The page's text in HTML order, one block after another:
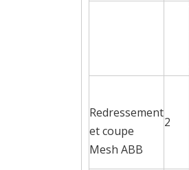
Redressement
et coupe
Mesh ABB
2